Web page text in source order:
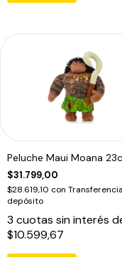
Peluche Maui Moana
$31.799,00
$28.619,10 con
depósito
3 cuotas sin interés
$10.599,67